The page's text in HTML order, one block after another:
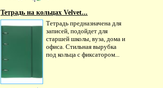
Тетрадь на кольцах Velvet...
Тетрадь предназначена для
записей, подойдет для
старшей школы, вуза, дома и
офиса. Стильная вырубка
под кольца с фиксатором...